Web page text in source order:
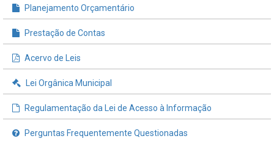
Planejamento Orçamentário
Prestação de Contas
Acervo de Leis
Lei Orgânica Municipal
Regulamentação da Lei de Acesso à Informação
Perguntas Frequentemente Questionadas